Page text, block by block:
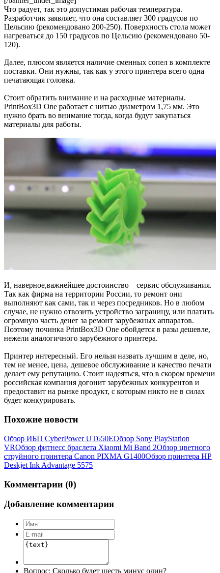
Что радует, так это допустимая рабочая температура.
Разработчик заявляет, что она составляет 300 градусов по
Цельсию (рекомендовано 200-250). Поверхность стола может
нагреваться до 150 градусов по Цельсию (рекомендовано 50-
120).
Далее, плюсом является наличие сменных сопел в комплекте
поставки. Они нужны, так как у этого принтера всего одна
печатающая головка.
Стоит обратить внимание и на расходные материалы.
PrintBox3D One работает с нитью диаметром 1,75 мм. Это
нужно брать во внимание тогда, когда будут закупаться
материалы для работы.
И, наверное,важнейшее достоинство – сервис обслуживания.
Так как фирма на территории России, то ремонт они
выполняют как сами, так и через посредников. Но в любом
случае, не нужно отвозить устройство заграницу, или платить
огромную часть денег за ремонт зарубежных аппаратов.
Поэтому починка PrintBox3D One обойдется в разы дешевле,
нежели аналогичного зарубежного принтера.
Принтер интересный. Его нельзя назвать лучшим в деле, но,
тем не менее, цена, дешевое обслуживание и качество печати
делает ему репутацию. Стоит надеяться, что в скором времени
российская компания догонит зарубежных конкурентов и
предоставит на рынке продукт, с которым никто не в силах
будет конкурировать.
Похожие новости
Обзор ИБП CyberPower UT650EОбзор Sony PlayStation
VRОбзор фитнесс браслета Xiaomi Mi Band 2Обзор цветного
струйного принтера Canon PIXMA G1400Обзор принтера HP
Deskjet Ink Advantage 5575
Комментарии (0)
Добавление комментария
Вопрос: Сколько будет шесть минус один?